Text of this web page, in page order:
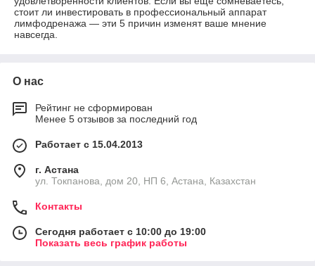
стоит ли инвестировать в профессиональный аппарат
лимфодренажа — эти 5 причин изменят ваше мнение
навсегда.
О нас
Рейтинг не сформирован
Менее 5 отзывов за последний год
Работает с 15.04.2013
г. Астана
ул. Токпанова, дом 20, НП 6, Астана, Казахстан
Контакты
Сегодня работает с 10:00 до 19:00
Показать весь график работы